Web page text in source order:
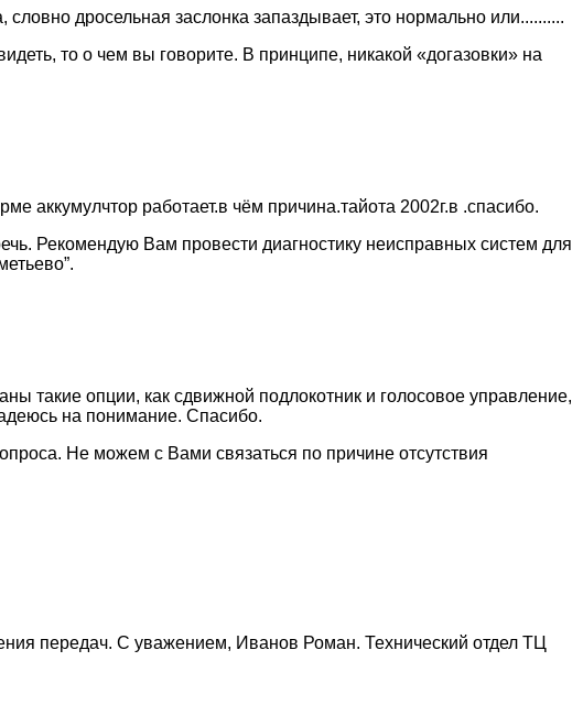
дросельная заслонка запаздывает, это нормально или..........
то о чем вы говорите. В принципе, никакой «догазовки» на
аккумулчтор работает.в чём причина.тайота 2002г.в .спасибо.
Рекомендую Вам провести диагностику неисправных систем для
такие опции, как сдвижной подлокотник и голосовое управление,
на понимание. Спасибо.
Не можем с Вами связаться по причине отсутствия
передач. С уважением, Иванов Роман. Технический отдел ТЦ